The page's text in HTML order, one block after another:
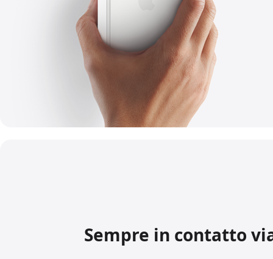
Sempre in contatto